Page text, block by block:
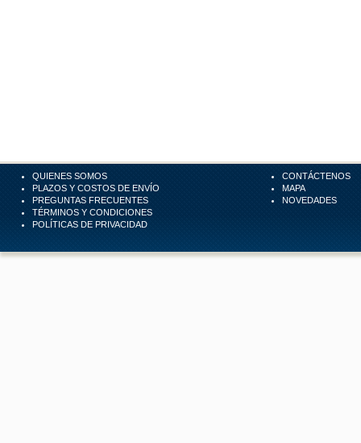
QUIENES SOMOS
PLAZOS Y COSTOS DE ENVÍO
PREGUNTAS FRECUENTES
TÉRMINOS Y CONDICIONES
POLÍTICAS DE PRIVACIDAD
CONTÁCTENOS
MAPA
NOVEDADES